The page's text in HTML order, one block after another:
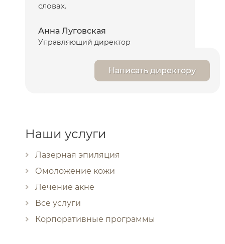
словах.
Анна Луговская
Управляющий директор
Написать директору
Наши услуги
Лазерная эпиляция
Омоложение кожи
Лечение акне
Все услуги
Корпоративные программы